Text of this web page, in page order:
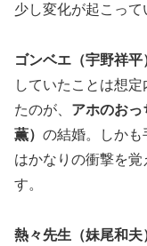
少し変化が起こっ
ゴンベエ（宇野祥平
していたことは想
たのが、 アホのおっ
薫） の結婚。しかも
はかなりの衝撃を
す。
熱々先生（妹尾和夫